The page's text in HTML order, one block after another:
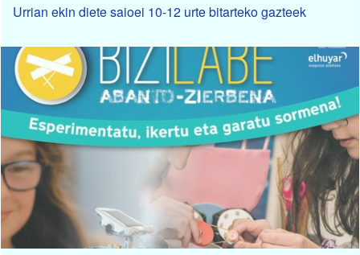
Urrian ekin diete saioei 10-12 urte bitarteko gazteek